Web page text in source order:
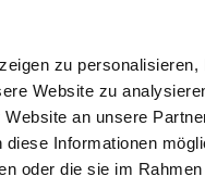
zu
Website zu
an unsere
Informationen
oder die sie im